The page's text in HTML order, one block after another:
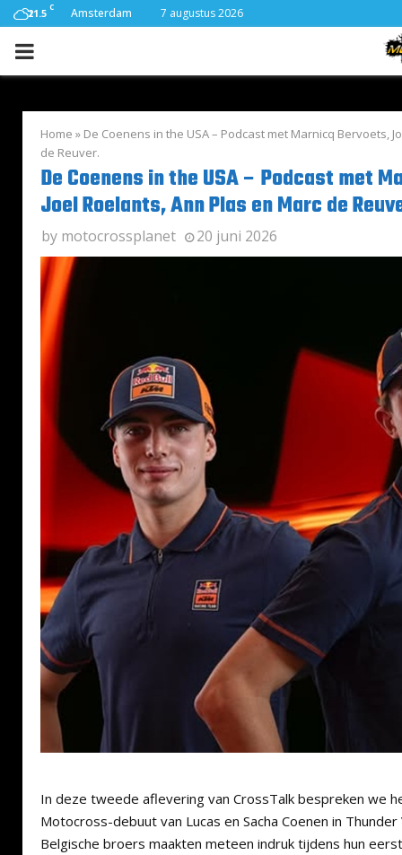
21.5 C Amsterdam 7 augustus 2026
PRIMARY
Home » De Coenens in the USA – Podcast met Marnicq Bervoets,
de Reuver.
De Coenens in the USA – Podcast met
Joel Roelants, Ann Plas en Marc de
by motocrossplanet 20 juni 2026
In deze tweede aflevering van CrossTalk bespreken we
Motocross-debuut van Lucas en Sacha Coenen in Thunder
Belgische broers maakten meteen indruk tijdens hun